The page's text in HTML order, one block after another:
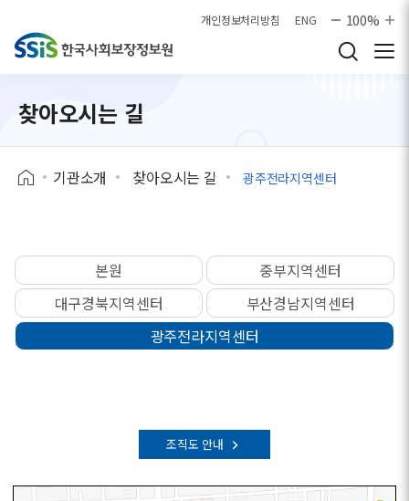
개인정보처리방침 ENG 100%
찾아오시는 길
기관소개 찾아오시는 길 광주전라지역센터
본원
중부지역센터
대구경북지역센터
부산경남지역센터
광주전라지역센터
조직도 안내